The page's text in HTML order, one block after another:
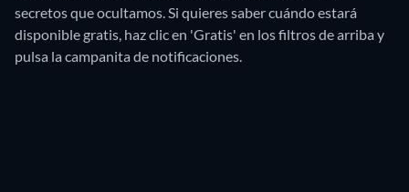
secretos que ocultamos. Si quieres saber cuándo estará
disponible gratis, haz clic en 'Gratis' en los filtros de arriba y
pulsa la campanita de notificaciones.